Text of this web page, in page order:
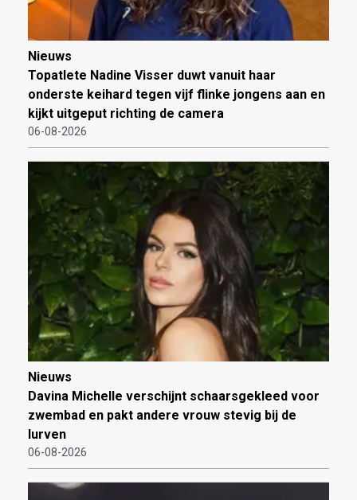
Nieuws
Topatlete Nadine Visser duwt vanuit haar
onderste keihard tegen vijf flinke jongens aan en
kijkt uitgeput richting de camera
06-08-2026
Nieuws
Davina Michelle verschijnt schaarsgekleed voor
zwembad en pakt andere vrouw stevig bij de
lurven
06-08-2026